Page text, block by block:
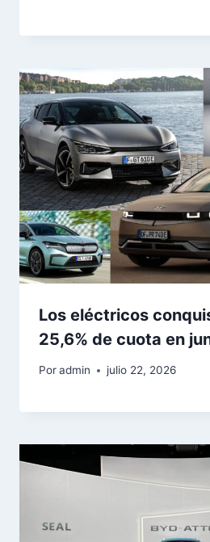
Los eléctricos
25,6% de cuota en
Poradmin julio 22, 2026